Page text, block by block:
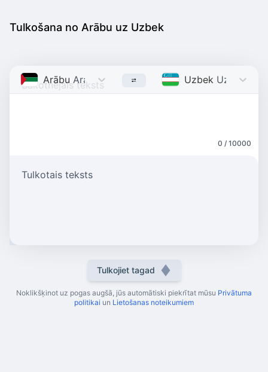
Tulkošana no Arābu uz Uzbek
Arābu Arabic Uzbek Uzbek
0 / 10000
Tulkotais teksts
Tulkojiet tagad
Noklikšķinot uz pogas augšā, jūs automātiski piekrītat mūsu Privātuma
politikai un Lietošanas noteikumiem